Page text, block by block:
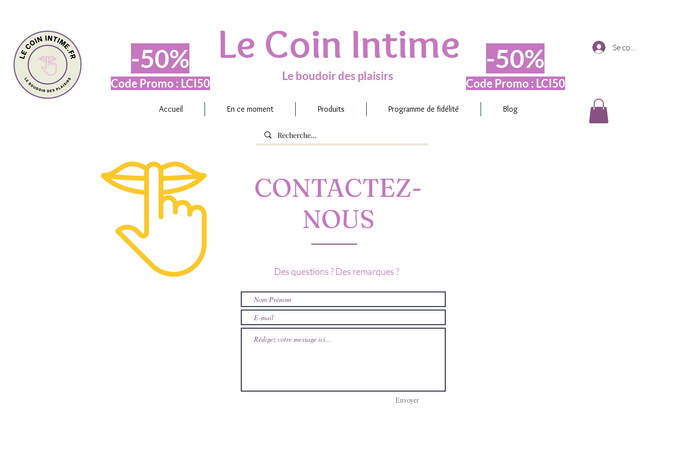
Le Coin Intime
Le boudoir des plaisirs
-50%
Code Promo : LCI50
-50%
Code Promo : LCI50
Accueil En ce moment Produits Programme de fidélité Blog
Se connecter
CONTACTEZ-
NOUS
Des questions ? Des remarques ?
Envoyer